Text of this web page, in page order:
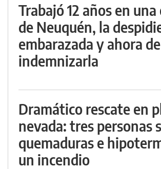
Trabajó 12 años en
de Neuquén, la
embarazada y ahora
indemnizarla
Dramático rescate en
nevada: tres personas
quemaduras e
un incendio